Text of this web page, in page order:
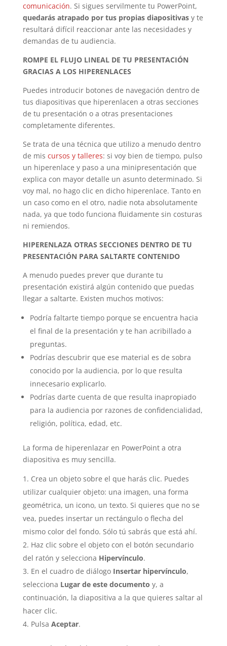
comunicación. Si sigues servilmente tu PowerPoint,
quedarás atrapado por tus propias diapositivasy te
resultará difícil reaccionar ante las necesidades y
demandas de tu audiencia.
ROMPE EL FLUJO LINEAL DE TU PRESENTACIÓN
GRACIAS A LOS HIPERENLACES
Puedes introducir botones de navegación dentro de
tus diapositivas que hiperenlacen a otras secciones
de tu presentación o a otras presentaciones
completamente diferentes.
Se trata de una técnica que utilizo a menudo dentro
de mis cursos y talleres: si voy bien de tiempo, pulso
un hiperenlace y paso a una minipresentación que
explica con mayor detalle un asunto determinado. Si
voy mal, no hago clic en dicho hiperenlace. Tanto en
un caso como en el otro, nadie nota absolutamente
nada, ya que todo funciona fluidamente sin costuras
ni remiendos.
HIPERENLAZA OTRAS SECCIONES DENTRO DE TU
PRESENTACIÓN PARA SALTARTE CONTENIDO
A menudo puedes prever que durante tu
presentación existirá algún contenido que puedas
llegar a saltarte. Existen muchos motivos:
Podría faltarte tiempo porque se encuentra hacia
el final de la presentación y te han acribillado a
preguntas.
Podrías descubrir que ese material es de sobra
conocido por la audiencia, por lo que resulta
innecesario explicarlo.
Podrías darte cuenta de que resulta inapropiado
para la audiencia por razones de confidencialidad,
religión, política, edad, etc.
La forma de hiperenlazar en PowerPoint a otra
diapositiva es muy sencilla.
Crea un objeto sobre el que harás clic. Puedes
utilizar cualquier objeto: una imagen, una forma
geométrica, un icono, un texto. Si quieres que no se
vea, puedes insertar un rectángulo o flecha del
mismo color del fondo. Sólo tú sabrás que está ahí.
Haz clic sobre el objeto con el botón secundario
del ratón y selecciona Hipervínculo.
En el cuadro de diálogo Insertar hipervínculo,
selecciona Lugar de este documento y, a
continuación, la diapositiva a la que quieres saltar al
hacer clic.
Pulsa Aceptar.